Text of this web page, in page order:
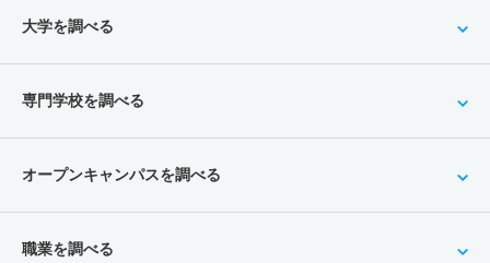
大学を調べる
専門学校を調べる
オープンキャンパスを調べる
職業を調べる